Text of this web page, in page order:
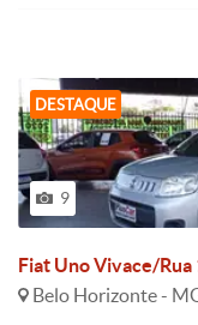
DESTAQUE
9
Fiat Uno Vivace/Rua
Belo Horizonte -